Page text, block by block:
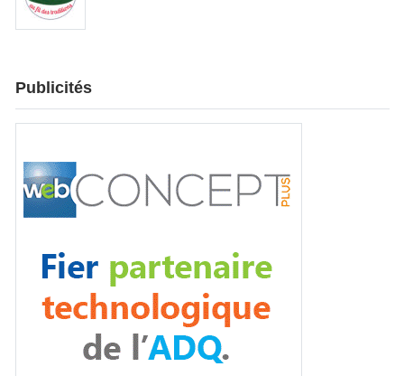
Publicités